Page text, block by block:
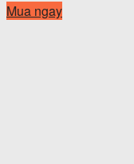
Mua ngay